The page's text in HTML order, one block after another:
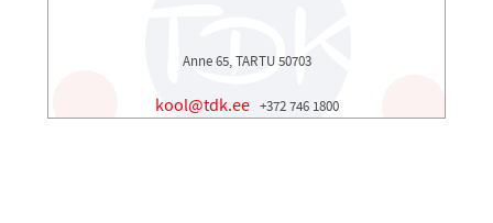
Anne 65, TARTU 50703
kool@tdk.ee +372 746 1800